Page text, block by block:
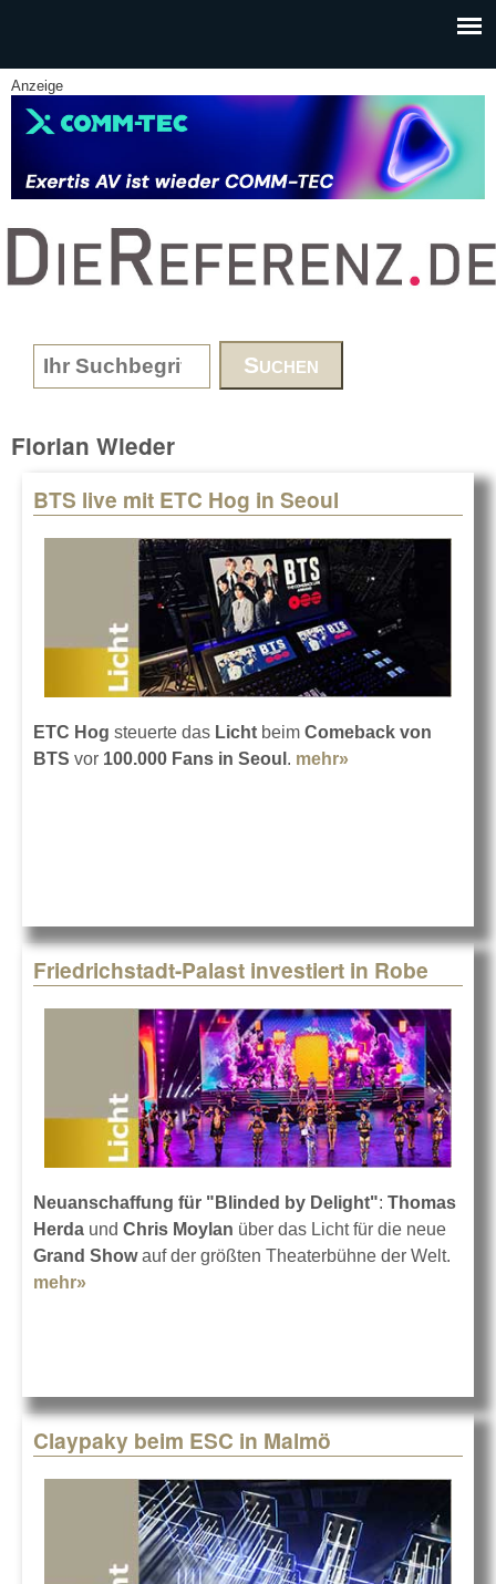
Anzeige
www.DieReferenz.de
Search form
Florian Wieder
BTS live mit ETC Hog in Seoul
ETC Hog steuerte das Licht beim Comeback von
BTS vor 100.000 Fans in Seoul . mehr»
Friedrichstadt-Palast investiert in Robe
Neuanschaffung für "Blinded by Delight": Thomas
Herda und Chris Moylan über das Licht für die neue
Grand Showauf der größten Theaterbühne der Welt.
mehr»
Claypaky beim ESC in Malmö
Pages